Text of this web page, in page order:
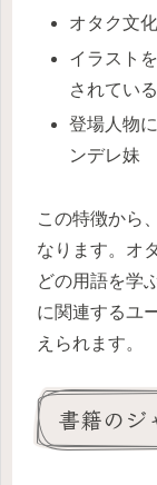
オタク文
イラスト
されている
登場人物
ンデレ妹
この特徴から
なります。オ
どの用語を学
に関連するユ
えられます。
書籍のジ